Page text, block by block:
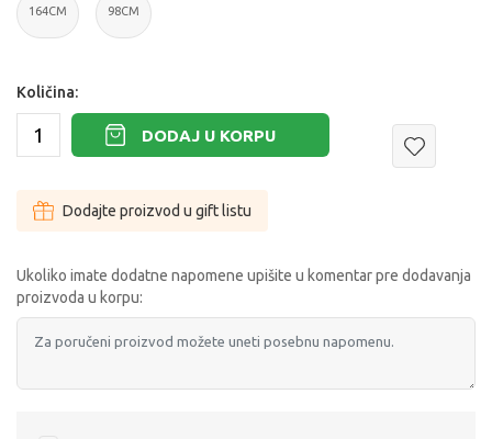
164CM
98CM
Količina:
DODAJ U KORPU
Dodajte proizvod u gift listu
Ukoliko imate dodatne napomene upišite u komentar pre dodavanja
proizvoda u korpu: